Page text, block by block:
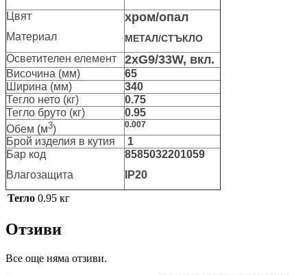
Цвят
Материал
хром/опал
МЕТАЛ/СТЪКЛО
Осветителен елемент 2xG9/33W, вкл.
Височина (мм)
65
Ширина (мм)
340
Тегло нето (кг)
0.75
Тегло бруто (кг)
0.95
Обем (м3) 0.007
Брой изделия в кутия
1
Бар код
Влагозащита
8585032201059
IP20
Тегло 0.95 кг
Отзиви
Все още няма отзиви.